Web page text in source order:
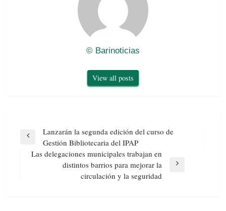
© Barinoticias
View all posts
Navegación
entradas
Previous
Post
Lanzarán la segunda edición del curso de
Gestión Bibliotecaria del IPAP
Las delegaciones municipales trabajan en
distintos barrios para mejorar la
circulación y la seguridad